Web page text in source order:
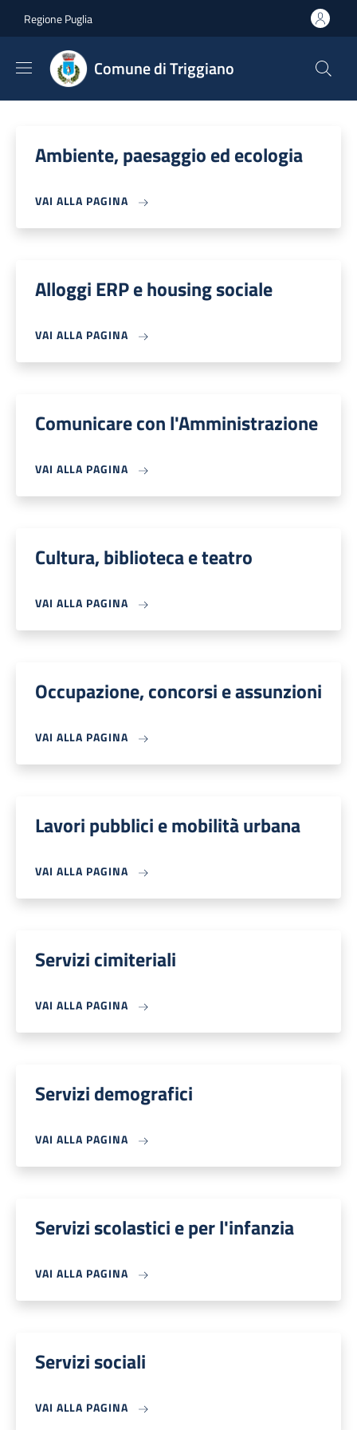
Regione Puglia
Comune di Triggiano
Ambiente, paesaggio ed ecologia
VAI ALLA PAGINA
Alloggi ERP e housing sociale
VAI ALLA PAGINA
Comunicare con l'Amministrazione
VAI ALLA PAGINA
Cultura, biblioteca e teatro
VAI ALLA PAGINA
Occupazione, concorsi e assunzioni
VAI ALLA PAGINA
Lavori pubblici e mobilità urbana
VAI ALLA PAGINA
Servizi cimiteriali
VAI ALLA PAGINA
Servizi demografici
VAI ALLA PAGINA
Servizi scolastici e per l'infanzia
VAI ALLA PAGINA
Servizi sociali
VAI ALLA PAGINA